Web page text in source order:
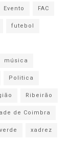
Evento
FAC
futebol
música
Politica
Ribeirão
de Coimbra
xadrez